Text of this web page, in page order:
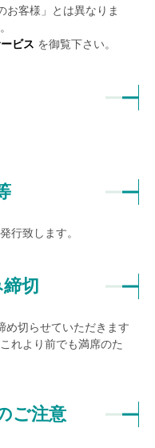
客様」とは異なりま
ビス を御覧下さい。
行致します。
切
め切らせていただきます
れより前でも満席のた
ご注意